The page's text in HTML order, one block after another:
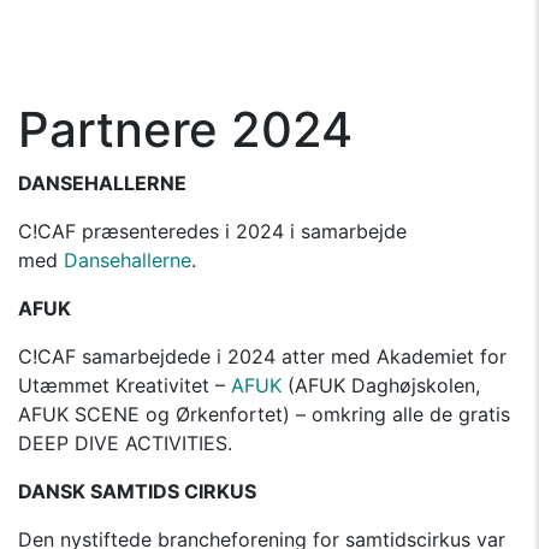
Partnere 2024
DANSEHALLERNE
C!CAF præsenteredes i 2024 i samarbejde
med Dansehallerne.
AFUK
C!CAF samarbejdede i 2024 atter med Akademiet for
Utæmmet Kreativitet – AFUK (AFUK Daghøjskolen,
AFUK SCENE og Ørkenfortet) – omkring alle de gratis
DEEP DIVE ACTIVITIES.
DANSK SAMTIDS CIRKUS
Den nystiftede brancheforening for samtidscirkus var